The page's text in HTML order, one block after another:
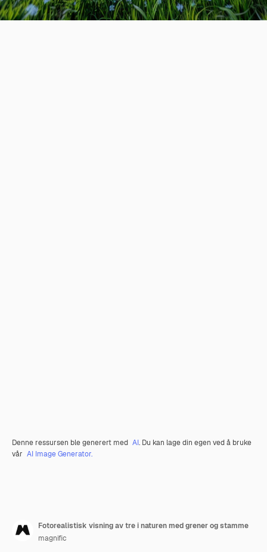
Denne ressursen ble generert med AI. Du kan lage din egen ved å bruke
vår AI Image Generator.
Fotorealistisk visning av tre i naturen med grener og stamme
magnific